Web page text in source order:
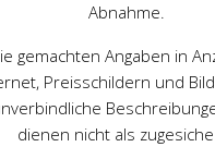
Abnahme.
gemachten Angaben in
Preisschildern und
dienen nicht als